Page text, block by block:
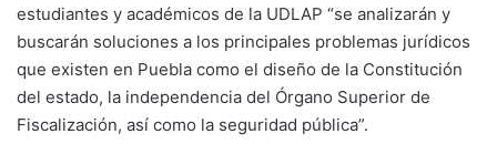
estudiantes y académicos de la UDLAP “se analizarán y
buscarán soluciones a los principales problemas jurídicos
que existen en Puebla como el diseño de la Constitución
del estado, la independencia del Órgano Superior de
Fiscalización, así como la seguridad pública”.